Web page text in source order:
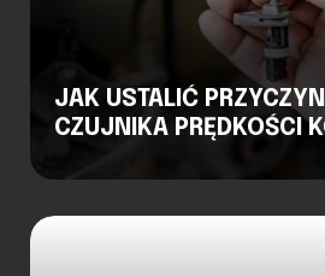
JAK USTALIĆ
CZUJNIKA PRĘDKOŚCI